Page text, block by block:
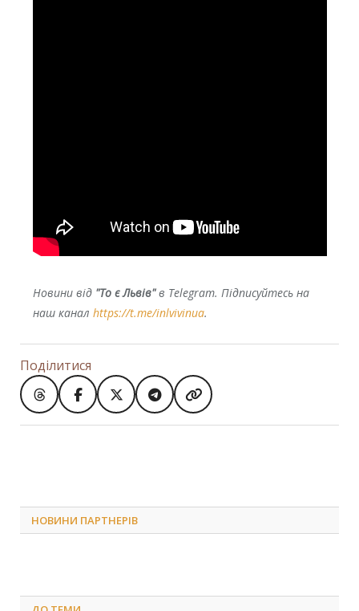
Новини від "То є Львів"в Telegram. Підписуйтесь на
наш канал https://t.me/inlvivinua.
Поділитися
НОВИНИ ПАРТНЕРІВ